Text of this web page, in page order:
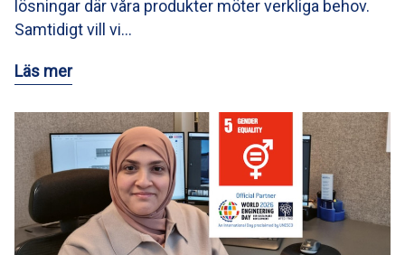
lösningar där våra produkter möter verkliga behov.
Samtidigt vill vi…
Läs mer